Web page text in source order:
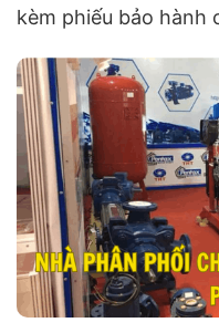
kèm phiếu bảo hành